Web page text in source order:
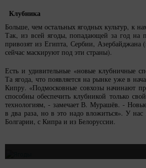
Клубника
Больше, чем остальных ягодных культур, к
Так, из всей ягоды, попадающей за год на
привозят из Египта, Сербии, Азербайджана
сейчас маскируют под эти страны).
Есть и удивительные «новые клубничные
Та ягода, что появляется на рынке уже в
Кипру. «Подмосковные совхозы начинают
способны обеспечить клубникой только
технологиям, - замечает В. Мурашёв. -
в два раза, но в это надо вложиться». У
Болгарии, с Кипра и из Белоруссии.